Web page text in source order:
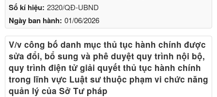
Số kí hiệu: 2320/QĐ-UBND
Ngày ban hành: 01/06/2026
V/v công bố danh mục thủ tục hành chính được
sửa đổi, bổ sung và phê duyệt quy trình nội bộ,
quy trình điện tử giải quyết thủ tục hành chính
trong lĩnh vực Luật sư thuộc phạm vi chức năng
quản lý của Sở Tư pháp